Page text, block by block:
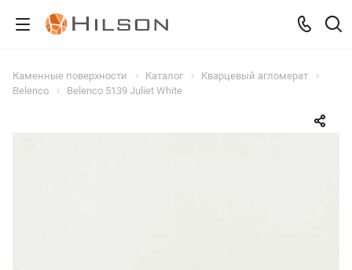
Каменные поверхности Каталог
Кварцевый агломерат
Belenco
Belenco 5139 Juliet White